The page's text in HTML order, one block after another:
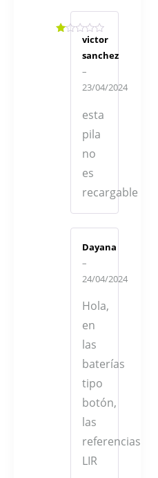
Valoradovictor
sanchez
–
23/04/2024
esta
pila
no
es
recargable
Dayana
–
24/04/2024
Hola,
en
las
baterías
tipo
botón,
las
referencias
LIR